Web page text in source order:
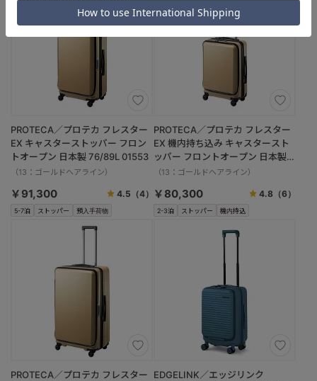
5-7泊 ストッパー 預入手荷物
PROTECA／プロテカ フレスター
EX キャスターストッパー フロン
トオープン 日本製 76/89L 01553
（13：ゴールドヘアライン）
￥91,300 4.5 （4）
2-3泊 ストッパー 機内持込
PROTECA／プロテカ フレスター
EX 機内持ち込み キャスタースト
ッパー フロントオープン 日本製
36/45L 01551
（13：ゴールドヘアライン）
￥80,300 4.8 （6）
PROTECA／プロテカ フレスター
EDGELINK／エッジリンク